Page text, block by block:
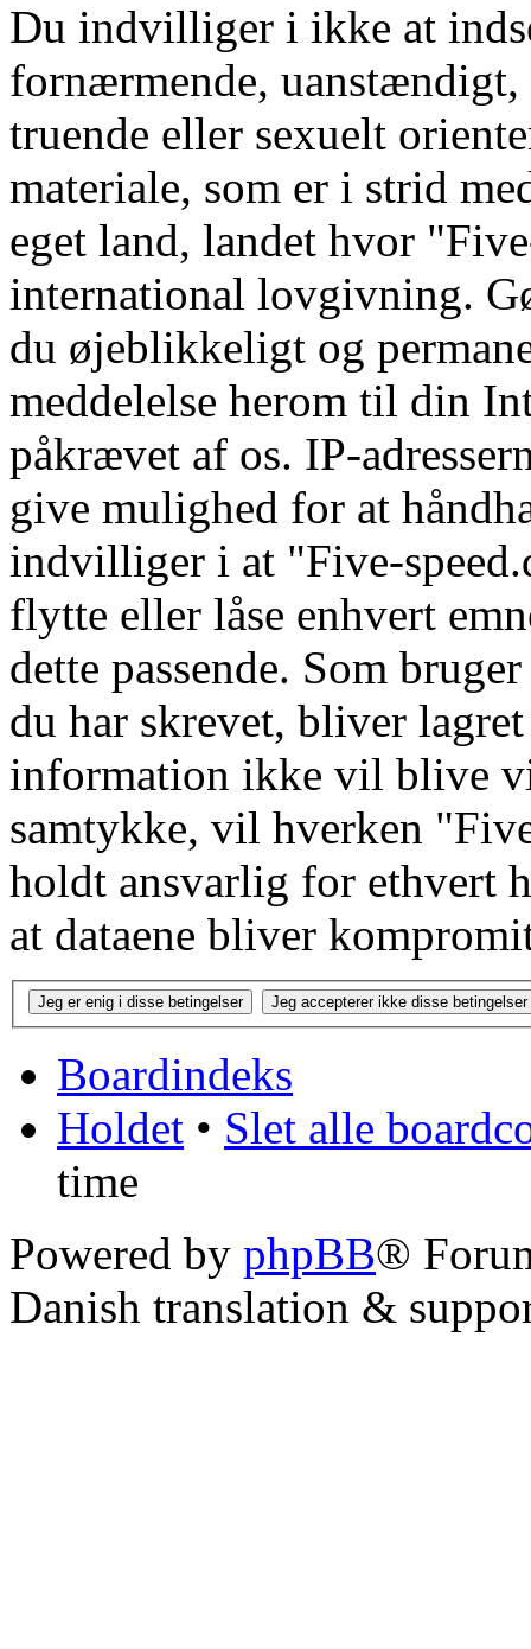
Du indvilliger i ikke at
fornærmende,
truende eller sexuelt
materiale, som er i strid
eget land, landet hvor
international lovgivning.
du øjeblikkeligt og
meddelelse herom til din
påkrævet af os. IP-
give mulighed for at
indvilliger i at "Five-
flytte eller låse enhvert
dette passende. Som
du har skrevet, bliver
information ikke vil blive
samtykke, vil hverken
holdt ansvarlig for ethvert
at dataene bliver
Boardindeks
Holdet • Slet alle
time
Powered by phpBB®
Danish translation &